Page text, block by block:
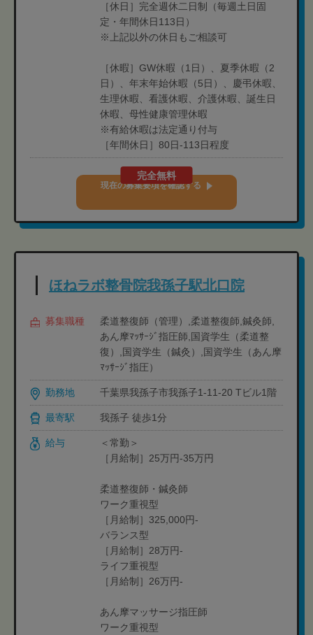
［休日］完全週休二日制（毎週土日固
定・年間休日113日）
※上記以外の休日もご相談可
［休暇］GW休暇（1日）、夏季休暇（2
日）、年末年始休暇（5日）、慶弔休暇、
生理休暇、看護休暇、介護休暇、誕生日
休暇、母性健康管理休暇
※有給休暇は法定通り付与
［年間休日］80日-113日程度
完全無料
現在の募集要項を確認する
ほねラボ整骨院我孫子駅北口院
募集職種
柔道整復師（管理）,柔道整復師,鍼灸師,
あん摩ﾏｯｻｰｼﾞ指圧師,国資学生（柔道整
復）,国資学生（鍼灸）,国資学生（あん摩
ﾏｯｻｰｼﾞ指圧）
勤務地 千葉県我孫子市我孫子1-11-20 Tビル1階
最寄駅 我孫子 徒歩1分
給与
＜常勤＞
［月給制］25万円-35万円
柔道整復師・鍼灸師
ワーク重視型
［月給制］325,000円-
バランス型
［月給制］28万円-
ライフ重視型
［月給制］26万円-
あん摩マッサージ指圧師
ワーク重視型